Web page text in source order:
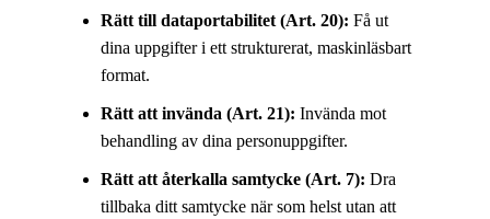
Rätt till dataportabilitet (Art. 20): Få ut
dina uppgifter i ett strukturerat, maskinläsbart
format.
Rätt att invända (Art. 21): Invända mot
behandling av dina personuppgifter.
Rätt att återkalla samtycke (Art. 7): Dra
tillbaka ditt samtycke när som helst utan att